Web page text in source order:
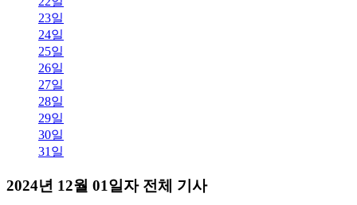
23일
24일
25일
26일
27일
28일
29일
30일
31일
2024년 12월 01일자 전체 기사